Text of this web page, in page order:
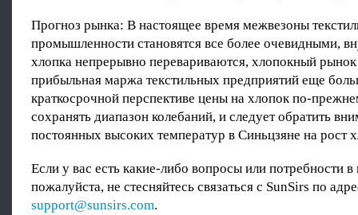
Прогноз рынка: В настоящее время межвезоны
промышленности становятся все более очевидными,
хлопка непрерывно перевариваются, хлопокный рынок
прибыльная маржа текстильных предприятий еще
краткосрочной перспективе цены на хлопок по-
сохранять диапазон колебаний, и следует обратить
постоянных высоких температур в Синьцзяне на рост
Если у вас есть какие-либо вопросы или потребности в
пожалуйста, не стесняйтесь связаться с SunSirs по
support@sunsirs.com.